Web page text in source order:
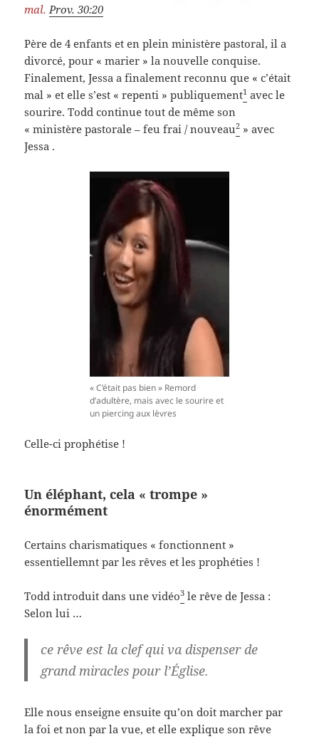
mal. Prov. 30:20
Père de 4 enfants et en plein ministère pastoral, il a
divorcé, pour « marier » la nouvelle conquise.
Finalement, Jessa a finalement reconnu que « c’était
mal » et elle s’est « repenti » publiquement1 avec le
sourire. Todd continue tout de même son
« ministère pastorale – feu frai / nouveau2 » avec
Jessa .
« C’était pas bien » Remord
d’adultère, mais avec le sourire et
un piercing aux lèvres
Celle-ci prophétise !
Un éléphant, cela « trompe »
énormément
Certains charismatiques « fonctionnent »
essentiellemnt par les rêves et les prophéties !
Todd introduit dans une vidéo3 le rêve de Jessa :
Selon lui …
ce rêve est la clef qui va dispenser de
grand miracles pour l’Église.
Elle nous enseigne ensuite qu’on doit marcher par
la foi et non par la vue, et elle explique son rêve